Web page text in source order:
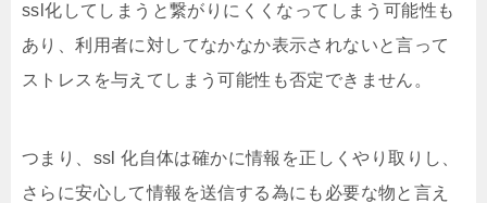
ssl化してしまうと繋がりにくくなってしまう可能性も
あり、利用者に対してなかなか表示されないと言って
ストレスを与えてしまう可能性も否定できません。
つまり、ssl 化自体は確かに情報を正しくやり取りし、
さらに安心して情報を送信する為にも必要な物と言え